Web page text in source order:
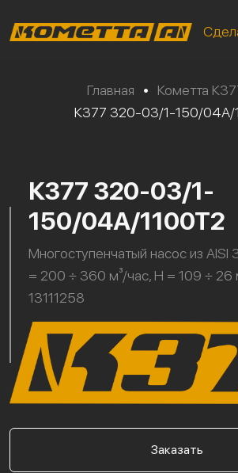
Главная • Кометта
К377 320-03/1-150/04А/
К377 320-03/1-
150/04А/1100Т2
Многоступенчатый насос из AISI
= 200 ÷ 360 м³/час, H = 109 ÷ 26
13111258
Заказать